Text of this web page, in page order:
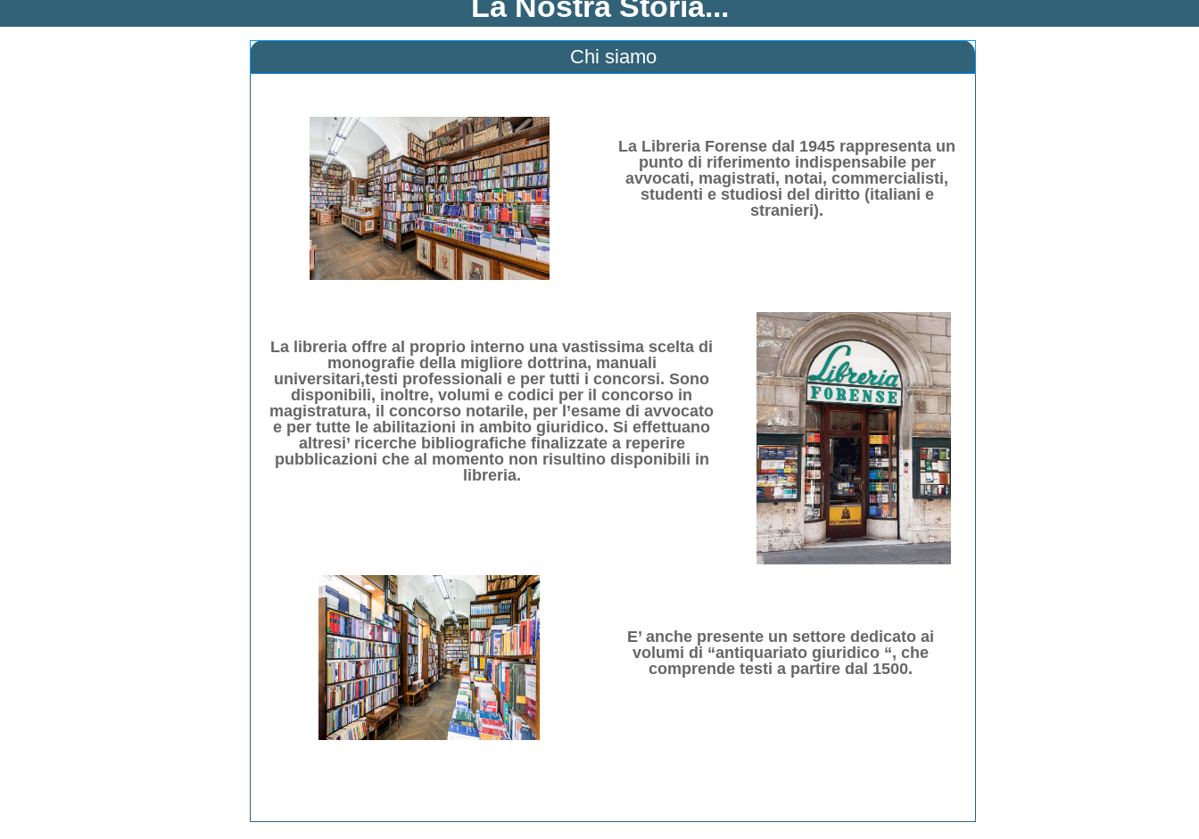
Chi siamo
La Libreria Forense dal 1945 rappresenta un
punto di riferimento indispensabile per
avvocati, magistrati, notai, commercialisti,
studenti e studiosi del diritto (italiani e
stranieri).
La libreria offre al proprio interno una vastissima scelta di
monografie della migliore dottrina, manuali
universitari,testi professionali e per tutti i concorsi. Sono
disponibili, inoltre, volumi e codici per il concorso in
magistratura, il concorso notarile, per l’esame di avvocato
e per tutte le abilitazioni in ambito giuridico. Si effettuano
altresi’ ricerche bibliografiche finalizzate a reperire
pubblicazioni che al momento non risultino disponibili in
libreria.
E’ anche presente un settore dedicato ai
volumi di “antiquariato giuridico “, che
comprende testi a partire dal 1500.